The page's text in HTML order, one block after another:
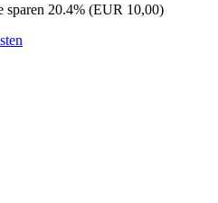
sparen 20.4% (EUR 10,00)